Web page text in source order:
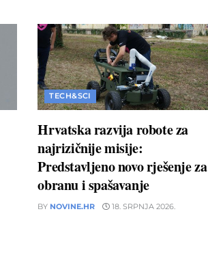
TECH&SCI
Hrvatska razvija robote za
najrizičnije misije:
Predstavljeno novo rješenje za
obranu i spašavanje
BY NOVINE.HR 18. SRPNJA 2026.